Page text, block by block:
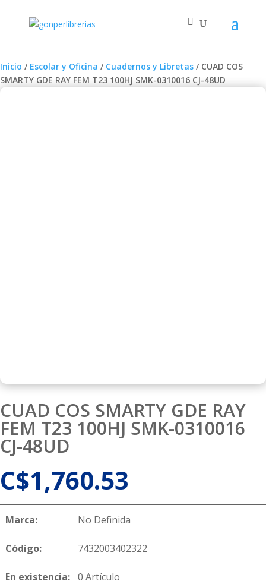
Inicio / Escolar y Oficina / Cuadernos y Libretas / CUAD COS
SMARTY GDE RAY FEM T23 100HJ SMK-0310016 CJ-48UD
CUAD COS SMARTY GDE RAY
FEM T23 100HJ SMK-0310016
CJ-48UD
C$1,760.53
Marca: No Definida
Código: 7432003402322
En existencia: 0 Artículo